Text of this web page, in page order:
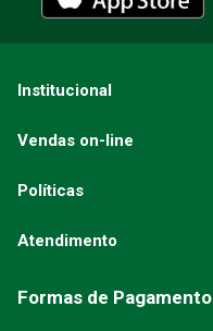
Institucional
Vendas on-line
Políticas
Atendimento
Formas de Pagamento